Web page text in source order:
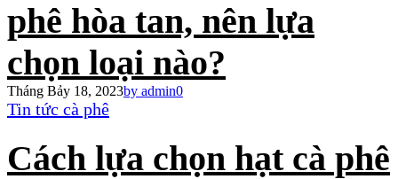
phê hòa tan, nên lựa
chọn loại nào?
Tháng Bảy 18, 2023by admin0
Tin tức cà phê
Cách lựa chọn hạt cà phê